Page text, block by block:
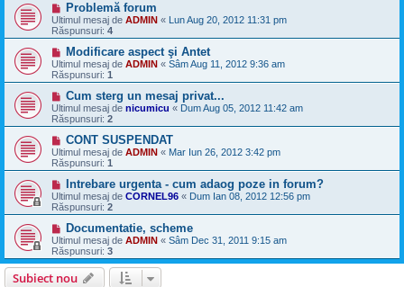
Problemă forum
Ultimul mesaj de ADMIN « Lun Aug 20, 2012 11:31 pm
Răspunsuri: 4
Modificare aspect şi Antet
Ultimul mesaj de ADMIN « Sâm Aug 11, 2012 9:36 am
Răspunsuri: 1
Cum sterg un mesaj privat...
Ultimul mesaj de nicumicu « Dum Aug 05, 2012 11:42 am
Răspunsuri: 2
CONT SUSPENDAT
Ultimul mesaj de ADMIN « Mar Iun 26, 2012 3:42 pm
Răspunsuri: 1
Intrebare urgenta - cum adaog poze in forum?
Ultimul mesaj de CORNEL96 « Dum Ian 08, 2012 12:56 pm
Răspunsuri: 2
Documentatie, scheme
Ultimul mesaj de ADMIN « Sâm Dec 31, 2011 9:15 am
Răspunsuri: 3
Subiect nou